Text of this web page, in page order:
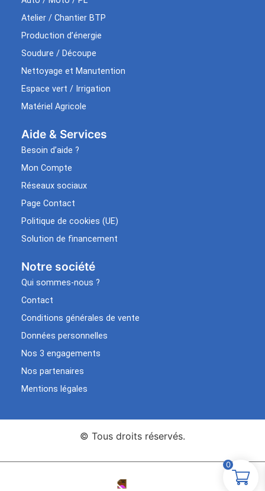
Atelier / Chantier BTP
Production d’énergie
Soudure / Découpe
Nettoyage et Manutention
Espace vert / Irrigation
Matériel Agricole
Aide & Services​
Besoin d’aide ?
Mon Compte
Réseaux sociaux
Page Contact
Politique de cookies (UE)
Solution de financement
Notre société
Qui sommes-nous ?
Contact
Conditions générales de vente
Données personnelles
Nos 3 engagements
Nos partenaires
Mentions légales
© Tous droits réservés.
0